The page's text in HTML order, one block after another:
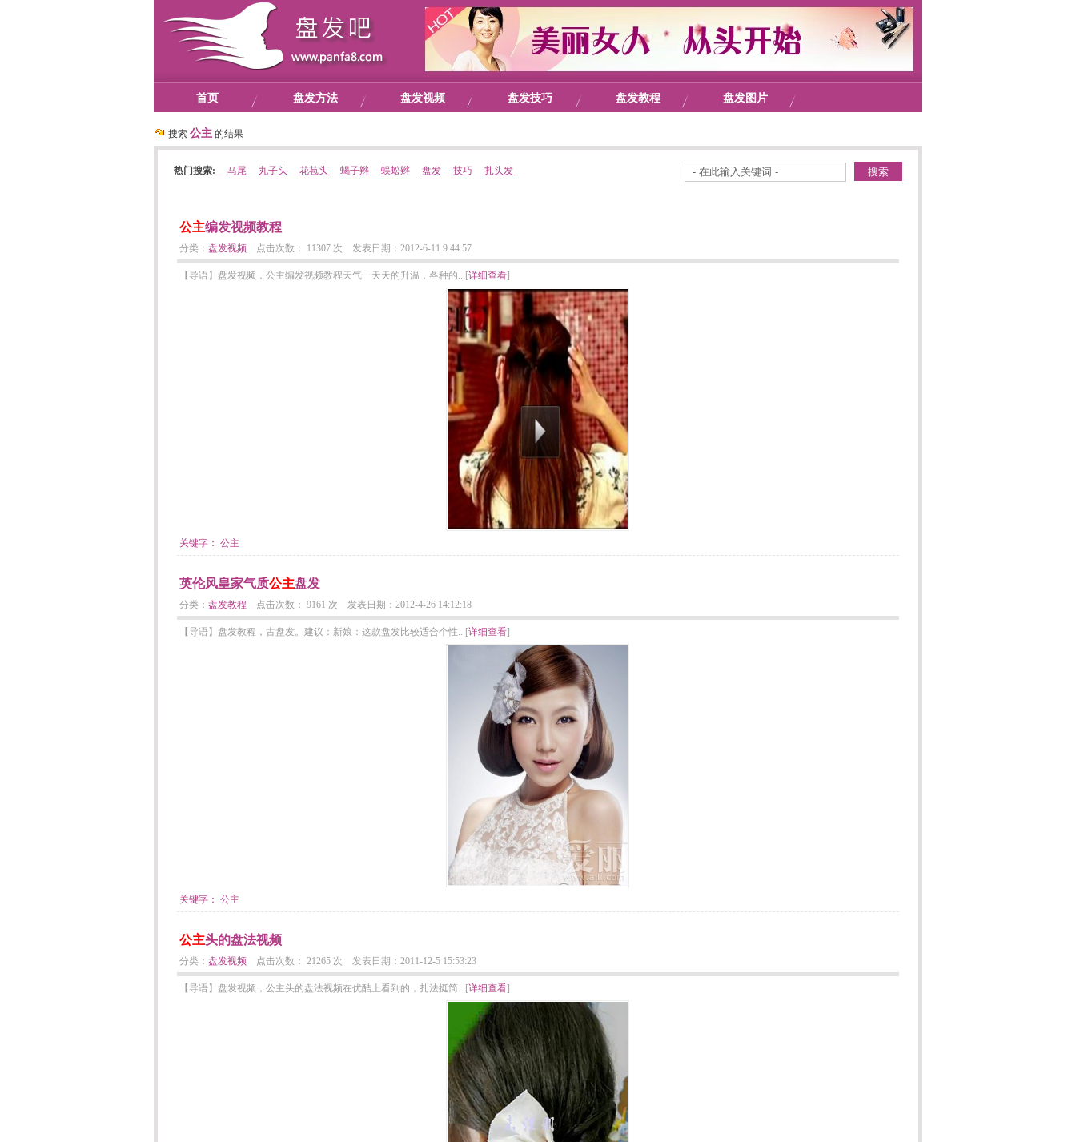
首页 盘发方法 盘发视频 盘发技巧 盘发教程 盘发图片
搜索 公主 的结果
搜索
热门搜索: 马尾 丸子头 花苞头 蝎子辫 蜈蚣辫 盘发 技巧 扎头发
公主编发视频教程
分类： 盘发视频点击次数： 11307 次 发表日期：2012-6-11 9:44:57
【导语】盘发视频，公主编发视频教程天气一天天的升温，各种的...[详细查看]
关键字： 公主
英伦风皇家气质公主盘发
分类： 盘发教程 点击次数： 9161 次 发表日期：2012-4-26 14:12:18
【导语】盘发教程，古盘发。建议：新娘：这款盘发比较适合个性...[详细查看]
关键字： 公主
公主头的盘法视频
分类： 盘发视频点击次数： 21265 次 发表日期：2011-12-5 15:53:23
【导语】盘发视频，公主头的盘法视频在优酷上看到的，扎法挺简...[详细查看]